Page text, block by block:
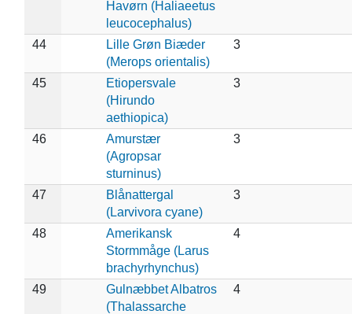
Havørn (Haliaeetus
leucocephalus)
44
Lille Grøn Biæder
(Merops orientalis)
3
45
Etiopersvale
(Hirundo
aethiopica)
3
46
Amurstær
(Agropsar
sturninus)
3
47
Blånattergal
(Larvivora cyane)
3
48
Amerikansk
Stormmåge (Larus
brachyrhynchus)
4
49
Gulnæbbet Albatros
(Thalassarche
4